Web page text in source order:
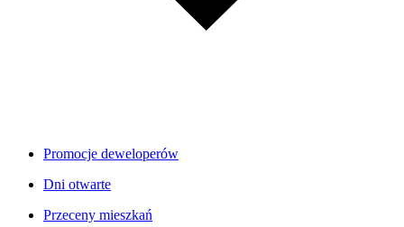
Promocje deweloperów
Dni otwarte
Przeceny mieszkań